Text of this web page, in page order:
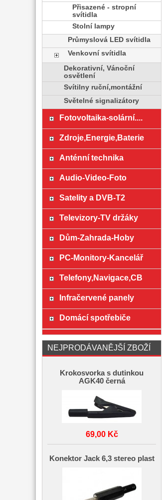
Přisazené - stropní
svítidla
Stolní lampy
Průmyslová LED svítidla
Venkovní svítidla
Dekorativní, Vánoční
osvětlení
Svítilny ruční,montážní
Světelné signalizátory
Fotovoltaika-solární....
Zdroje,Energie,Baterie
Anténní technika
Audio-Video-Foto
Satelity a DVB-T2
Televizory-TV držáky
Dům-Zahrada-Hoby
PC-Monitory-Kancelář
Telefony,Navigace,CB
Infračervené panely
Domácí spotřebiče
NEJPRODÁVANĚJŠÍ ZBOŽÍ
Krokosvorka s dutinkou
AGK40 černá
69,00 Kč
Konektor Jack 6,3 stereo plast